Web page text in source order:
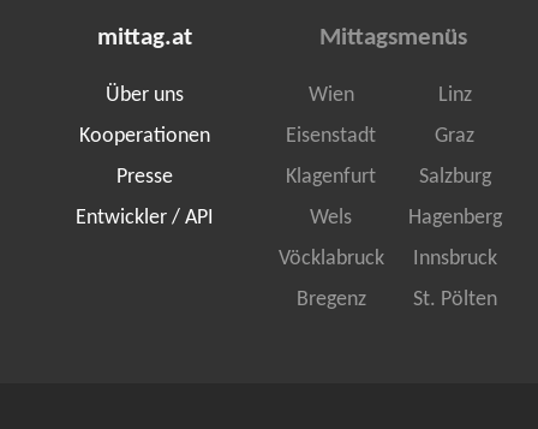
mittag.at
Über uns
Kooperationen
Presse
Entwickler / API
Mittagsmenüs
Wien
Linz
Eisenstadt
Graz
Klagenfurt
Salzburg
Wels
Hagenberg
Vöcklabruck
Innsbruck
Bregenz
St. Pölten